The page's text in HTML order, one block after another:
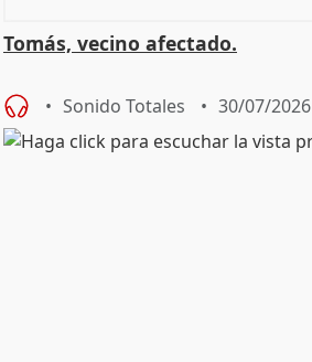
Tomás, vecino afectado.
Sonido Totales 30/07/2026